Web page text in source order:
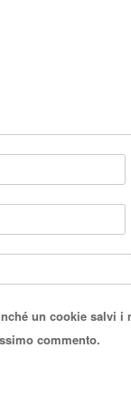
un cookie salvi i
commento.